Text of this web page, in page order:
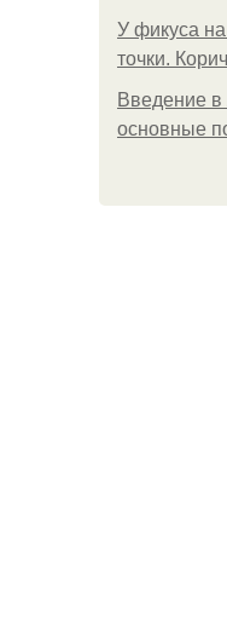
У фикуса
точки.
Введение
основные